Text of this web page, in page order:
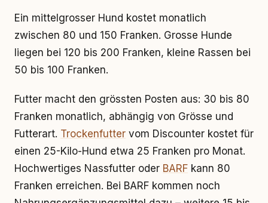
Ein mittelgrosser Hund kostet monatlich
zwischen 80 und 150 Franken. Grosse Hunde
liegen bei 120 bis 200 Franken, kleine Rassen bei
50 bis 100 Franken.
Futter macht den grössten Posten aus: 30 bis 80
Franken monatlich, abhängig von Grösse und
Futterart. Trockenfutter vom Discounter kostet für
einen 25-Kilo-Hund etwa 25 Franken pro Monat.
Hochwertiges Nassfutter oder BARF kann 80
Franken erreichen. Bei BARF kommen noch